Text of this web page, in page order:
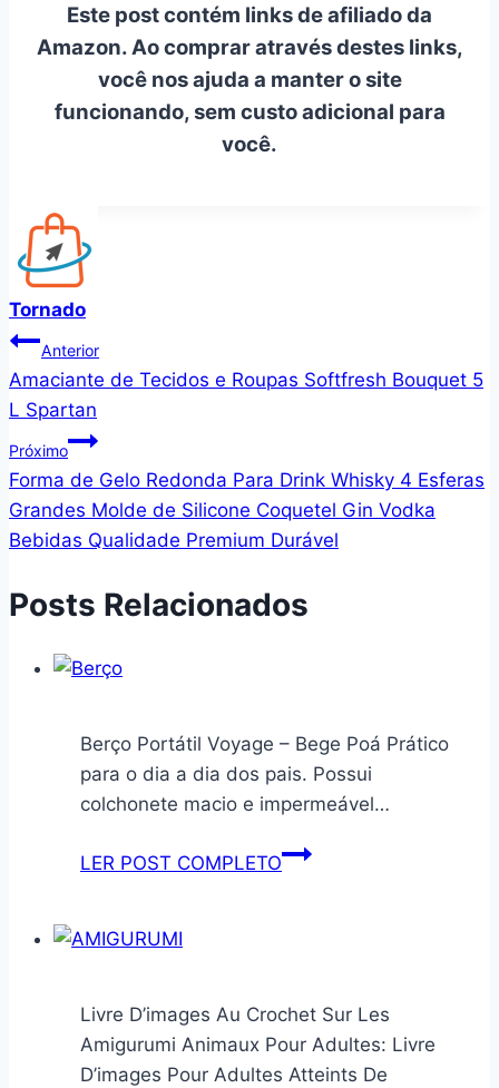
Este post contém links de afiliado da
Amazon. Ao comprar através destes links,
você nos ajuda a manter o site
funcionando, sem custo adicional para
você.
Tornado
Navegação
de
Post
Anterior
Amaciante de Tecidos e Roupas Softfresh Bouquet 5
L Spartan
Próximo
Forma de Gelo Redonda Para Drink Whisky 4 Esferas
Grandes Molde de Silicone Coquetel Gin Vodka
Bebidas Qualidade Premium Durável
Posts Relacionados
Berço Portátil Voyage – Bege Poá Prático
para o dia a dia dos pais. Possui
colchonete macio e impermeável…
LER POST COMPLETOBerço
Poá
Livre D’images Au Crochet Sur Les
Amigurumi Animaux Pour Adultes: Livre
D’images Pour Adultes Atteints De